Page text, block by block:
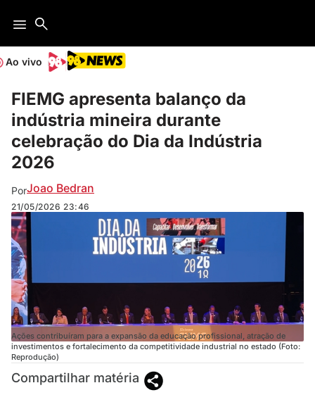
Ao vivo
FIEMG apresenta balanço da
indústria mineira durante
celebração do Dia da Indústria
2026
PorJoao Bedran
21/05/2026 23:46
Ações contribuíram para a expansão da educação profissional, atração de
investimentos e fortalecimento da competitividade industrial no estado (Foto:
Reprodução)
Compartilhar matéria